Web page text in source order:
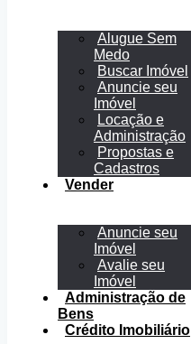
Alugue Sem
Medo
Buscar Imóvel
Anuncie seu
Imóvel
Locação e
Administração
Propostas e
Cadastros
Vender
Anuncie seu
Imóvel
Avalie seu
Imóvel
Administração de
Bens
Crédito Imobiliário